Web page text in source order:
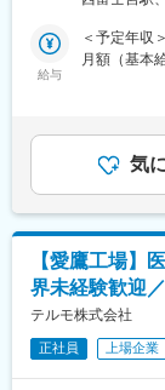
・実務を通
タ整理、技
■ポジショ
・医療製品
高い仕事に
・研究、開
携するため
・若手のう
成長してい
計、血圧計
る幅広い製
い、保全業
及び設備の
備の増強、
優先した施
す。
■業務内容：
・排水処理
・ユーティ
等）の操作
・工場建物
給与
＜予定年収
月額（基本
り、選考
当を含めた
気
【愛鷹工場】
界未経験歓迎
テルモ株式会社
正社員 上場企業